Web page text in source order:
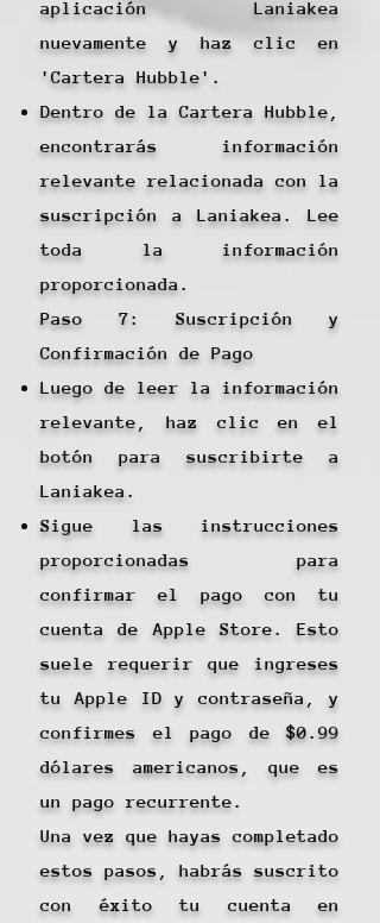
aplicación Laniakea
nuevamente y haz clic en
'Cartera Hubble'.
Dentro de la Cartera Hubble,
encontrarás información
relevante relacionada con la
suscripción a Laniakea. Lee
toda la información
proporcionada.
Paso 7: Suscripción y
Confirmación de Pago
Luego de leer la información
relevante, haz clic en el
botón para suscribirte a
Laniakea.
Sigue las instrucciones
proporcionadas para
confirmar el pago con tu
cuenta de Apple Store. Esto
suele requerir que ingreses
tu Apple ID y contraseña, y
confirmes el pago de $0.99
dólares americanos, que es
un pago recurrente.
Una vez que hayas completado
estos pasos, habrás suscrito
con éxito tu cuenta en